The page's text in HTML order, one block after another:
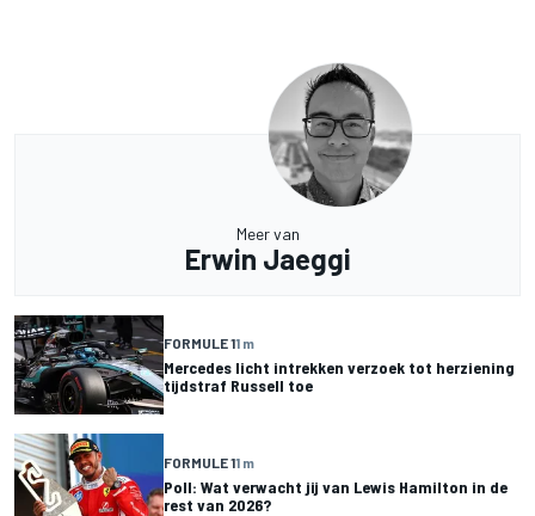
Meer van
Erwin Jaeggi
FORMULE 11 m
Mercedes licht intrekken verzoek tot herziening
tijdstraf Russell toe
FORMULE 11 m
Poll: Wat verwacht jij van Lewis Hamilton in de
rest van 2026?